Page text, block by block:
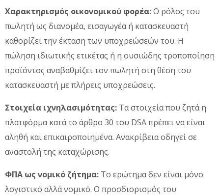
Χαρακτηρισμός οικονομικού φορέα:Ο ρόλος του
πωλητή ως διανομέα, εισαγωγέα ή κατασκευαστή
καθορίζει την έκταση των υποχρεώσεών του. Η
πώληση ιδιωτικής ετικέτας ή η ουσιώδης τροποποίηση
προϊόντος αναβαθμίζει τον πωλητή στη θέση του
κατασκευαστή με πλήρεις υποχρεώσεις.
Στοιχεία ιχνηλασιμότητας: Τα στοιχεία που ζητά η
πλατφόρμα κατά το άρθρο 30 του DSA πρέπει να είναι
αληθή και επικαιροποιημένα. Ανακρίβεια οδηγεί σε
αναστολή της καταχώρισης.
ΦΠΑ ως νομικό ζήτημα: Το ερώτημα δεν είναι μόνο
λογιστικό αλλά νομικό. Ο προσδιορισμός του